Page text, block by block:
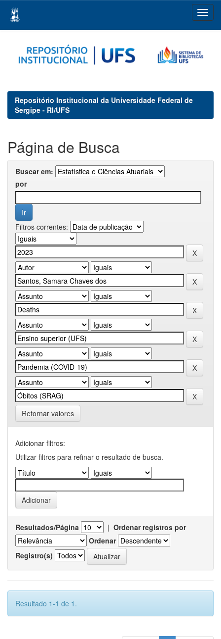
navigation
Repositório Institucional da Universidade Federal de
Sergipe - RI/UFS
Página de Busca
Buscar em:
por
Filtros correntes:
Retornar valores
Adicionar filtros:
Utilizar filtros para refinar o resultado de busca.
Resultados/Página | Ordenar registros por
Ordenar
Registro(s)
Resultado 1-1 de 1.